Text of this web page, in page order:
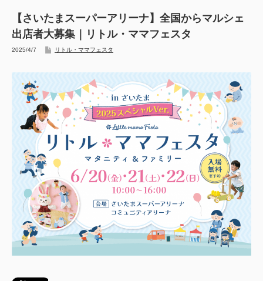
【さいたまスーパーアリーナ】全国からマルシェ
出店者大募集｜リトル・ママフェスタ
2025/4/7 リトル・ママフェスタ